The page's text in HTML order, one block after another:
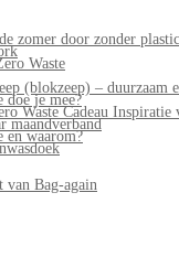
zomer door zonder
Waste
(blokzeep) – duurzaam
je mee?
Waste Cadeau Inspiratie
maandverband
en waarom?
van Bag-again